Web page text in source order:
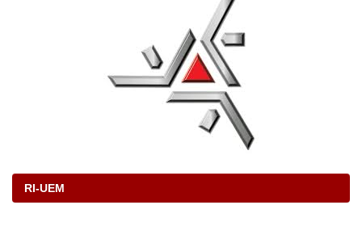
RI-UEM